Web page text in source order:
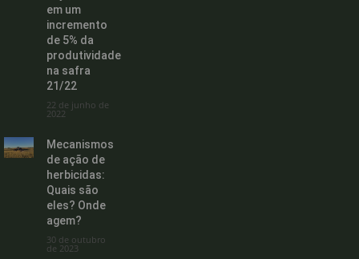
em um
incremento
de 5% da
produtividade
na safra
21/22
22 de junho de
2022
Mecanismos
de ação de
herbicidas:
Quais são
eles? Onde
agem?
30 de outubro
de 2023